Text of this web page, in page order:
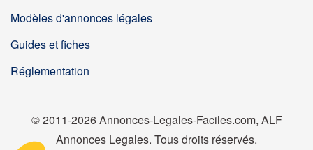
Modèles d'annonces légales
Guides et fiches
Réglementation
© 2011-2026 Annonces-Legales-Faciles.com, ALF
Annonces Legales. Tous droits réservés.